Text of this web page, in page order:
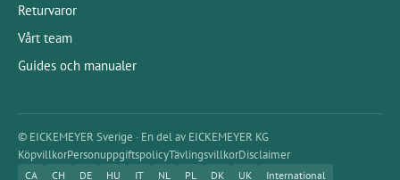
Returvaror
Vårt team
Guides och manualer
© EICKEMEYER Sverige · En del av EICKEMEYER KG
KöpvillkorPersonuppgiftspolicyTävlingsvillkorDisclaimer
CA CH DE HU IT NL PL DK UK International